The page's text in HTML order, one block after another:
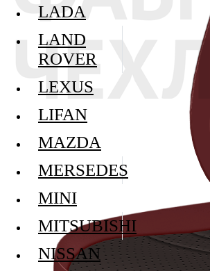
LADA
LAND
ROVER
LEXUS
LIFAN
MAZDA
MERSEDES
MINI
MITSUBISHI
NISSAN